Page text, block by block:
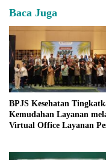
Baca Juga
BPJS Kesehatan
Kemudahan Layanan
Virtual Office Layanan